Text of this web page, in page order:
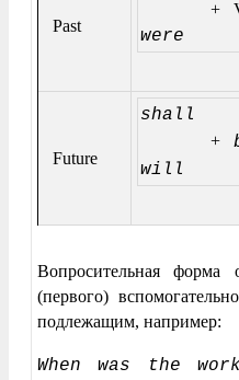
Past
+
were
Future
shall
+
will
Вопросительная форма
(первого)
подлежащим, например:
When was the